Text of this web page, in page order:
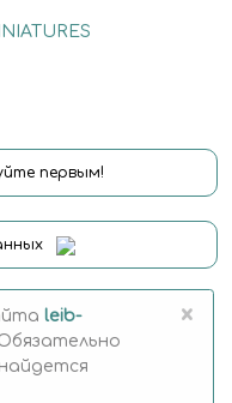
первым!
leib-
×